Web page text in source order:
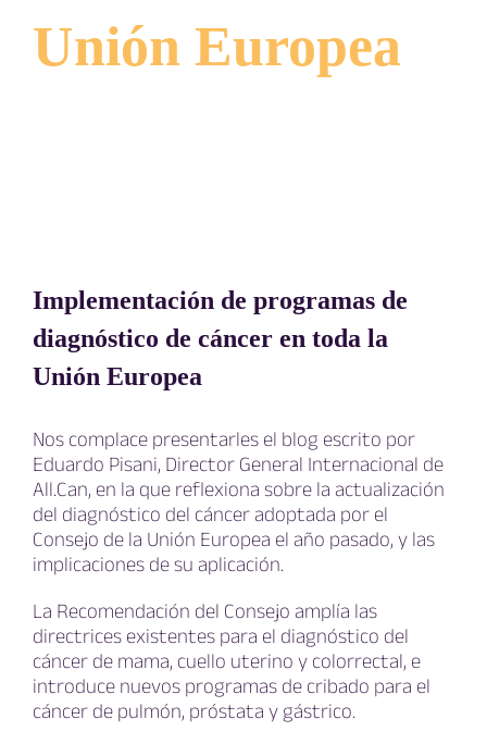
Unión Europea
Implementación de programas de
diagnóstico de cáncer en toda la
Unión Europea
Nos complace presentarles el blog escrito por
Eduardo Pisani, Director General Internacional de
All.Can, en la que reflexiona sobre la actualización
del diagnóstico del cáncer adoptada por el
Consejo de la Unión Europea el año pasado, y las
implicaciones de su aplicación.
La Recomendación del Consejo amplía las
directrices existentes para el diagnóstico del
cáncer de mama, cuello uterino y colorrectal, e
introduce nuevos programas de cribado para el
cáncer de pulmón, próstata y gástrico.